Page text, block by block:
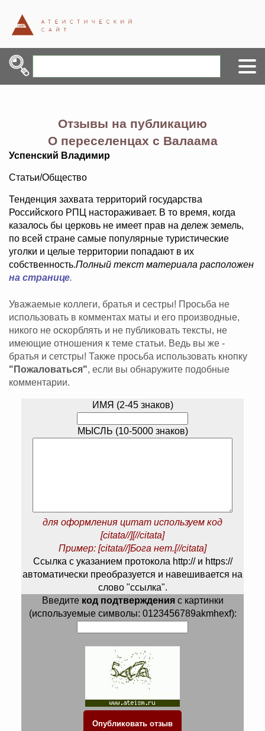
Отзывы на публикацию
О переселенцах с Валаама
Успенский Владимир
Статьи/Общество
Тенденция захвата территорий государства
Российского РПЦ настораживает. В то время, когда
казалось бы церковь не имеет прав на дележ земель,
по всей стране самые популярные туристические
уголки и целые территории попадают в их
собственность.Полный текст материала расположен
на странице.
Уважаемые коллеги, братья и сестры! Просьба не
использовать в комментах маты и его производные,
никого не оскорблять и не публиковать тексты, не
имеющие отношения к теме статьи. Ведь вы же -
братья и сетстры! Также просьба использовать кнопку
"Пожаловаться", если вы обнаружите подобные
комментарии.
ИМЯ (2-45 знаков)
МЫСЛЬ (10-5000 знаков)
для оформления цитат используем код
[citata//][//citata]
Пример: [citata//]Бога нет.[//citata]
Ссылка с указанием протокола http:// и https://
автоматически преобразуется и навешивается на
слово "ссылка".
Введите код подтвержденияс картинки
(используемые символы: 0123456789akmhexf):